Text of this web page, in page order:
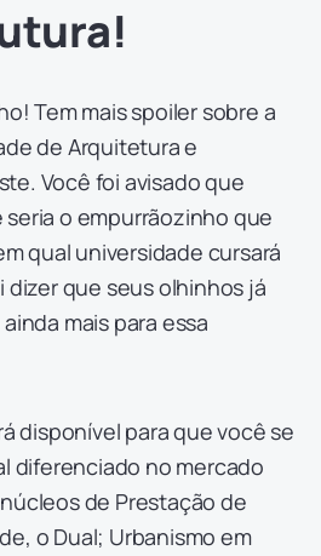
Tem mais spoiler sobre a
de Arquitetura e
Você foi avisado que
o empurrãozinho que
qual universidade cursará
dizer que seus olhinhos já
mais para essa
disponível para que você se
diferenciado no mercado
de Prestação de
o Dual; Urbanismo em